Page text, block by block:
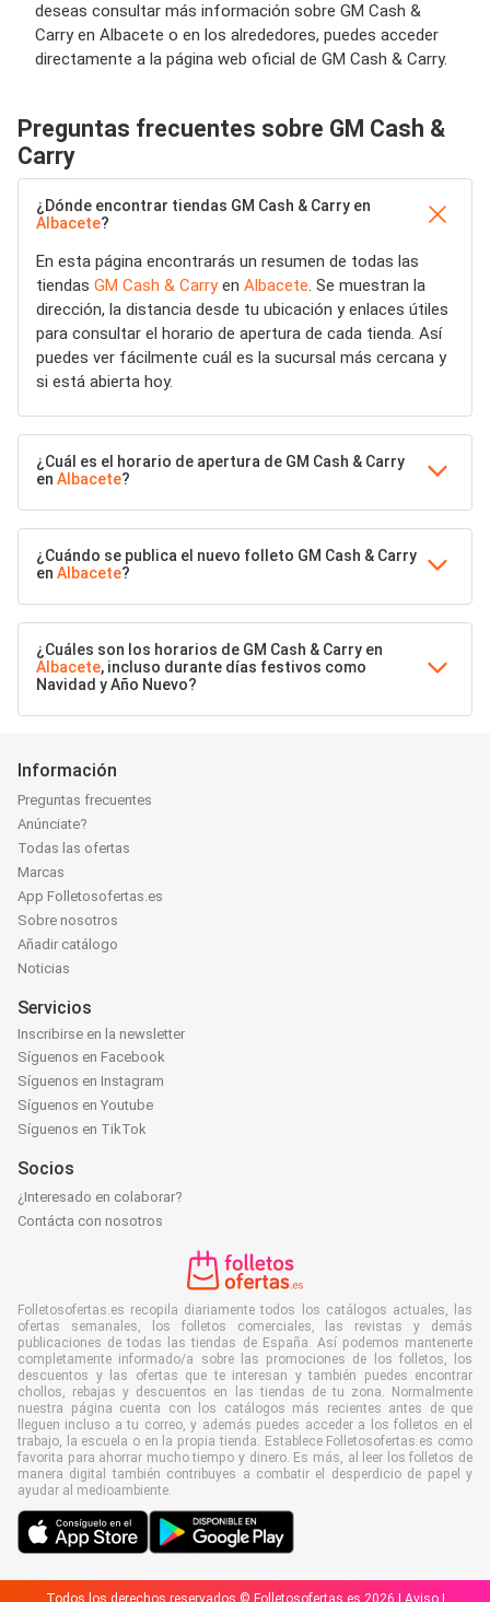
deseas consultar más información sobre GM Cash &
Carry en Albacete o en los alrededores, puedes acceder
directamente a la página web oficial de GM Cash & Carry.
Preguntas frecuentes sobre GM Cash &
Carry
¿Dónde encontrar tiendas GM Cash & Carry en
Albacete?
En esta página encontrarás un resumen de todas las
tiendas GM Cash & Carryen Albacete. Se muestran la
dirección, la distancia desde tu ubicación y enlaces útiles
para consultar el horario de apertura de cada tienda. Así
puedes ver fácilmente cuál es la sucursal más cercana y
si está abierta hoy.
¿Cuál es el horario de apertura de GM Cash & Carry
en Albacete?
¿Cuándo se publica el nuevo folleto GM Cash & Carry
en Albacete?
¿Cuáles son los horarios de GM Cash & Carry en
Albacete, incluso durante días festivos como
Navidad y Año Nuevo?
Información
Preguntas frecuentes
Anúnciate?
Todas las ofertas
Marcas
App Folletosofertas.es
Sobre nosotros
Añadir catálogo
Noticias
Servicios
Inscribirse en la newsletter
Síguenos en Facebook
Síguenos en Instagram
Síguenos en Youtube
Síguenos en TikTok
Socios
¿Interesado en colaborar?
Contácta con nosotros
Folletosofertas.es recopila diariamente todos los catálogos actuales, las
ofertas semanales, los folletos comerciales, las revistas y demás
publicaciones de todas las tiendas de España. Así podemos mantenerte
completamente informado/a sobre las promociones de los folletos, los
descuentos y las ofertas que te interesan y también puedes encontrar
chollos, rebajas y descuentos en las tiendas de tu zona. Normalmente
nuestra página cuenta con los catálogos más recientes antes de que
lleguen incluso a tu correo, y además puedes acceder a los folletos en el
trabajo, la escuela o en la propia tienda. Establece Folletosofertas.es como
favorita para ahorrar mucho tiempo y dinero. Es más, al leer los folletos de
manera digital también contribuyes a combatir el desperdicio de papel y
ayudar al medioambiente.